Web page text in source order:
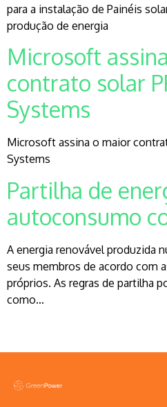
para a instalação de Painéis
produção de energia
Microsoft
contrato solar
Systems
Microsoft assina o maior
Systems
Partilha de
autoconsumo
A energia renovável produzida
seus membros de acordo com
próprios. As regras de partilha
como…